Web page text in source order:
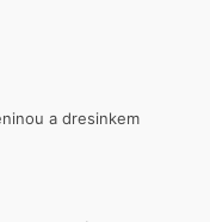
a dresinkem